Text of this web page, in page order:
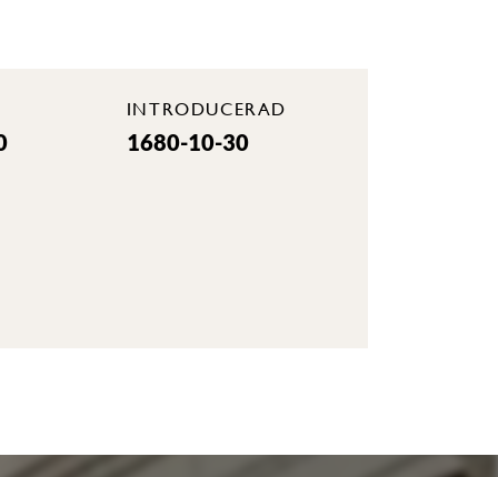
INTRODUCERAD
1680-10-30